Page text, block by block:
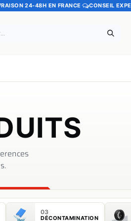
24-48H EN FRANCE · CONSEIL
03
DÉCONTAMINATION